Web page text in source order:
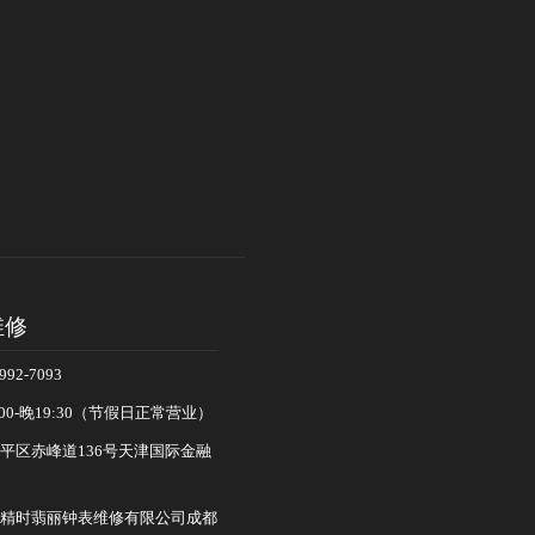
7093
晚19:30（节假日正常营业）
区赤峰道136号天津国际金融
时翡丽钟表维修有限公司成都